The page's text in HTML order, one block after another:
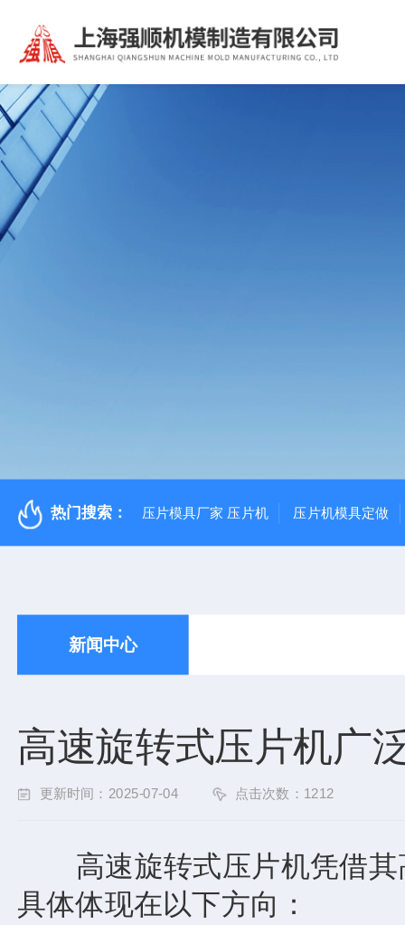
热门搜索： 压片模具厂家 压片机 压片机模具定做
新闻中心
高速旋转式压片机广
更新时间：2025-07-04 点击次数：1212
高速旋转式压片机凭借其
具体体现在以下方向：